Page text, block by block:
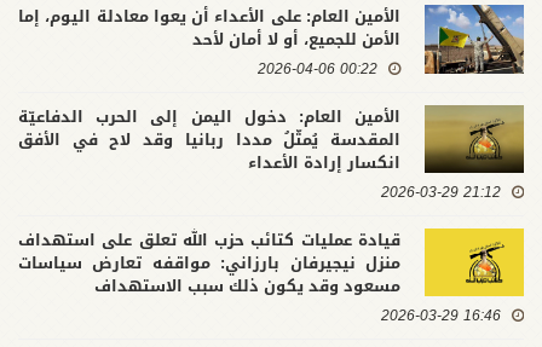
الأمين العام: على الأعداء أن يعوا معادلة اليوم، إما
الأمن للجميع، أو لا أمان لأحد
00:22 2026-04-06
الأمين العام: دخول اليمن إلى الحرب الدفاعيّة
المقدسة يُمثّلُ مددا ربانيا وقد لاح في الأفق
انكسار إرادة الأعداء
21:12 2026-03-29
قيادة عمليات كتائب حزب الله تعلق على استهداف
منزل نيجيرفان بارزاني: مواقفه تعارض سياسات
مسعود وقد يكون ذلك سبب الاستهداف
16:46 2026-03-29